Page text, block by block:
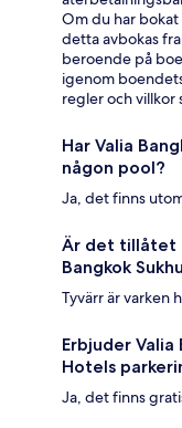
Om du har
detta avbokas
beroende på
igenom
regler och villkor
Har Valia
någon pool?
Ja, det finns
Är det tillåtet
Bangkok
Tyvärr är varken
Erbjuder
Hotels
Ja, det finns